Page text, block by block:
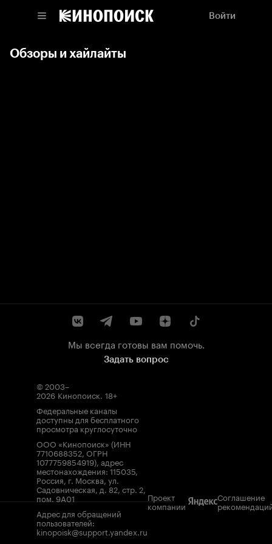
Войти
Обзоры и хайлайты
Мы всегда готовы вам помочь.
Задать вопрос
© 2003–
2026 Кинопоиск. 18+
Федеральные каналы
доступны для бесплатного
просмотра круглосуточно
ООО «Кинопоиск» (ИНН
7710688352, ОГРН
1077759854919), адрес
местонахождения: 115035,
Россия, г. Москва, ул.
Садовническая, д. 82, стр. 2,
пом. 9А01
Адрес для обращений
пользователей:
kinopoisk@support.yandex.ru
Проект
компании
Соглашение